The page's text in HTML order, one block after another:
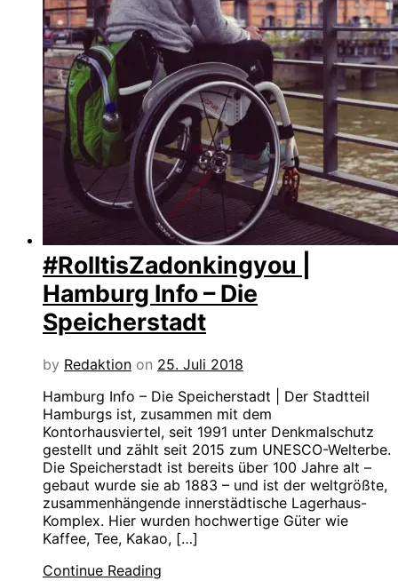
#RolltisZadonkingyou |
Hamburg Info – Die
Speicherstadt
by Redaktion on 25. Juli 2018
Hamburg Info – Die Speicherstadt | Der Stadtteil
Hamburgs ist, zusammen mit dem
Kontorhausviertel, seit 1991 unter Denkmalschutz
gestellt und zählt seit 2015 zum UNESCO-Welterbe.
Die Speicherstadt ist bereits über 100 Jahre alt –
gebaut wurde sie ab 1883 – und ist der weltgrößte,
zusammenhängende innerstädtische Lagerhaus-
Komplex. Hier wurden hochwertige Güter wie
Kaffee, Tee, Kakao, […]
Continue Reading